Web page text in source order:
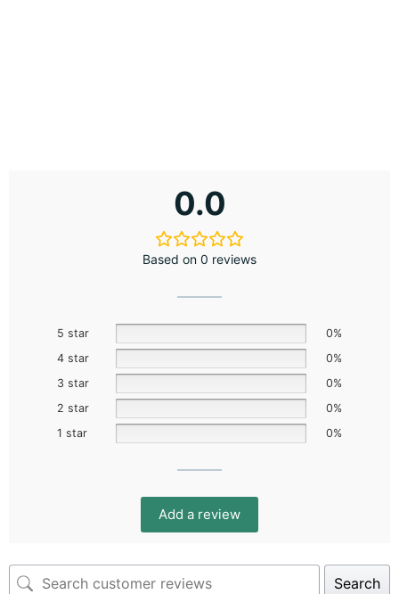
0.0
Based on 0 reviews
5 star
0%
4 star
0%
3 star
0%
2 star
0%
1 star
0%
Add a review
Search